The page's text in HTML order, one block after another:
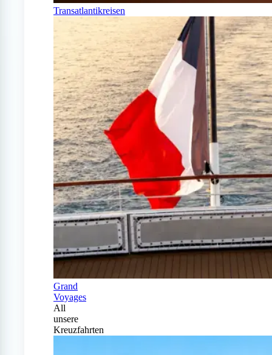
Transatlantikreisen
Grand
Voyages
All
unsere
Kreuzfahrten